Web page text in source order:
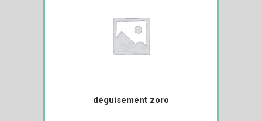
déguisement zoro